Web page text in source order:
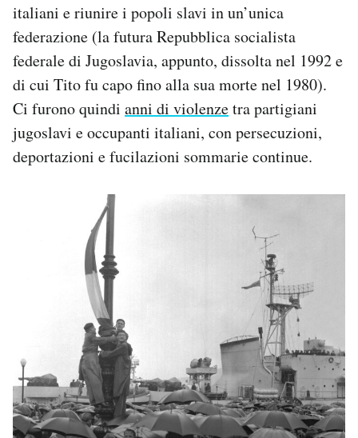
italiani e riunire i popoli slavi in un’unica
federazione (la futura Repubblica socialista
federale di Jugoslavia, appunto, dissolta nel 1992 e
di cui Tito fu capo fino alla sua morte nel 1980).
Ci furono quindi anni di violenzetra partigiani
jugoslavi e occupanti italiani, con persecuzioni,
deportazioni e fucilazioni sommarie continue.